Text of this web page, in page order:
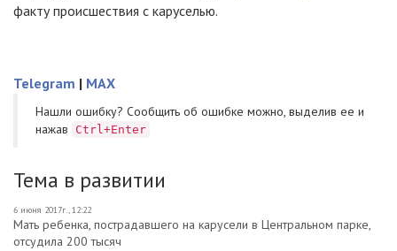
факту происшествия с каруселью.
Telegram | MAX
Нашли ошибку? Cообщить об ошибке можно, выделив ее и
нажав
Ctrl+Enter
Тема в развитии
6 июня 2017г., 12:22
Мать ребенка, пострадавшего на карусели в Центральном парке,
отсудила 200 тысяч